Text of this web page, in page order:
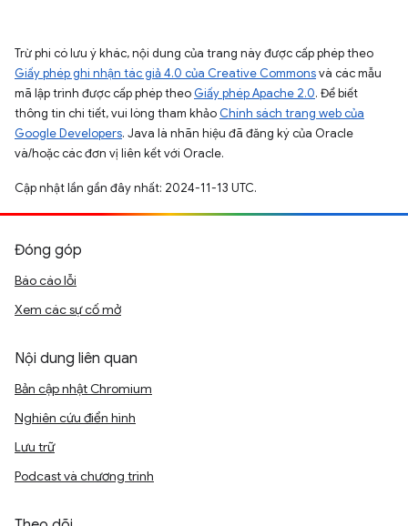
Trừ phi có lưu ý khác, nội dung của trang này được cấp phép theo
Giấy phép ghi nhận tác giả 4.0 của Creative Commonsvà các mẫu
mã lập trình được cấp phép theo Giấy phép Apache 2.0. Để biết
thông tin chi tiết, vui lòng tham khảo Chính sách trang web của
Google Developers. Java là nhãn hiệu đã đăng ký của Oracle
và/hoặc các đơn vị liên kết với Oracle.
Cập nhật lần gần đây nhất: 2024-11-13 UTC.
Đóng góp
Báo cáo lỗi
Xem các sự cố mở
Nội dung liên quan
Bản cập nhật Chromium
Nghiên cứu điển hình
Lưu trữ
Podcast và chương trình